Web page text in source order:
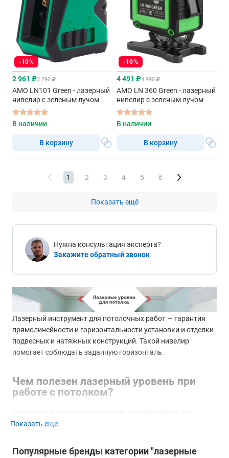
-10%
2 961 ₽3 290 ₽
AMO LN101 Green - лазерный
нивелир с зеленым лучом
В наличии
В корзину
-10%
4 491 ₽4 990 ₽
AMO LN 360 Green - лазерный
нивелир с зеленым лучом
В наличии
В корзину
1 2 3 4 5 6
Показать ещё
Нужна консультация эксперта?
Закажите обратный звонок
Лазерный инструмент для потолочных работ — гарантия
прямолинейности и горизонтальности установки и отделки
подвесных и натяжных конструкций. Такой нивелир
помогает соблюдать заданную горизонталь.
Чем полезен лазерный уровень при
работе с потолком?
сможете:
его выравнивании методом шпаклевки.
Показать еще
Популярные бренды категории "лазерные